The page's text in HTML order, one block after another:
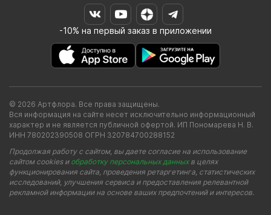
-10% на первый заказ в приложении
© 2026 Артфлора. Все права защищены.
Вся информация на сайте несет исключительно информационный
характер и не является публичной офертой. ИП Пономарева Н. В.
ИНН 780202390508 ОГРН 320784700288152
Продолжая работу с сайтом, вы даете согласие на использование
сайтом cookies и обработку персональных данныхв целях
функционирования сайта, проведения ретаргетинга, статистических
исследований, улучшения сервиса и предоставления релевантной
рекламной информации на основе ваших предпочтений и интересов.